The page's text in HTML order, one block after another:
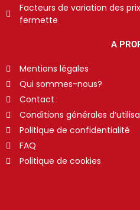
Facteurs de variation des
fermette
A
Mentions légales
Qui sommes-nous?
Contact
Conditions générales
Politique de confidentialité
FAQ
Politique de cookies